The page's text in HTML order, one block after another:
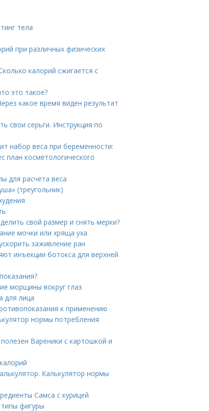
тела
при различных физических
калорий сжигается с
это такое?
какое время виден результат
свои серьги. Инструкция по
набор веса при беременности:
план косметологического
для расчета веса
(треугольник)
свой размер и снять мерки?
мочки или хряща уха
заживление ран
инъекции ботокса для верхней
морщины вокруг глаз
для лица
к применению
нормы потребления
Вареники с картошкой и
Калькулятор нормы
Самса с курицей
фигуры